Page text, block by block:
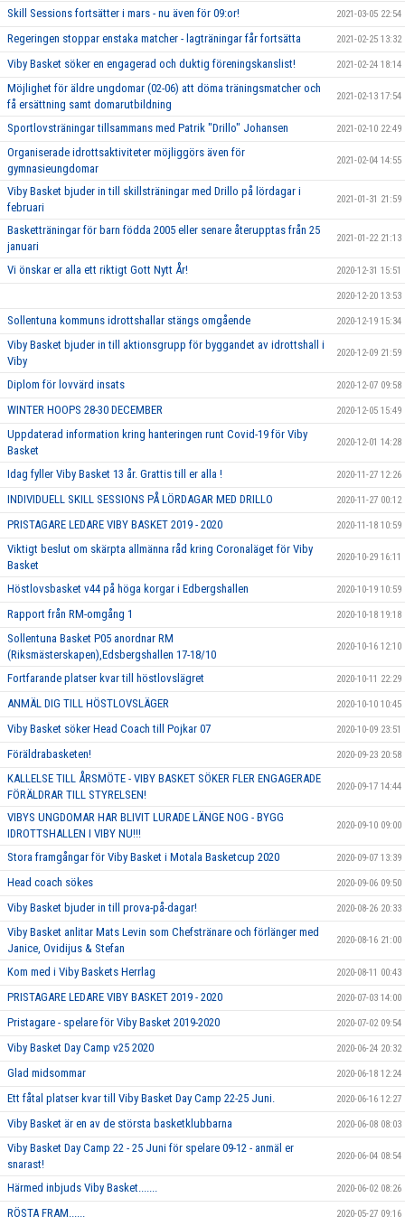
Skill Sessions fortsätter i mars - nu även för 09:or! 2021-03-05 22:54
Regeringen stoppar enstaka matcher - lagträningar får fortsätta 2021-02-25 13:32
Viby Basket söker en engagerad och duktig föreningskanslist! 2021-02-24 18:14
Möjlighet för äldre ungdomar (02-06) att döma träningsmatcher och
få ersättning samt domarutbildning
2021-02-13 17:54
Sportlovsträningar tillsammans med Patrik "Drillo" Johansen 2021-02-10 22:49
Organiserade idrottsaktiviteter möjliggörs även för
gymnasieungdomar
2021-02-04 14:55
Viby Basket bjuder in till skillsträningar med Drillo på lördagar i
februari
2021-01-31 21:59
Basketträningar för barn födda 2005 eller senare återupptas från 25
januari
2021-01-22 21:13
Vi önskar er alla ett riktigt Gott Nytt År! 2020-12-31 15:51
2020-12-20 13:53
Sollentuna kommuns idrottshallar stängs omgående 2020-12-19 15:34
Viby Basket bjuder in till aktionsgrupp för byggandet av idrottshall i
Viby
2020-12-09 21:59
Diplom för lovvärd insats 2020-12-07 09:58
WINTER HOOPS 28-30 DECEMBER 2020-12-05 15:49
Uppdaterad information kring hanteringen runt Covid-19 för Viby
Basket
2020-12-01 14:28
Idag fyller Viby Basket 13 år. Grattis till er alla ! 2020-11-27 12:26
INDIVIDUELL SKILL SESSIONS PÅ LÖRDAGAR MED DRILLO 2020-11-27 00:12
PRISTAGARE LEDARE VIBY BASKET 2019 - 2020 2020-11-18 10:59
Viktigt beslut om skärpta allmänna råd kring Coronaläget för Viby
Basket
2020-10-29 16:11
Höstlovsbasket v44 på höga korgar i Edbergshallen 2020-10-19 10:59
Rapport från RM-omgång 1 2020-10-18 19:18
Sollentuna Basket P05 anordnar RM
(Riksmästerskapen),Edsbergshallen 17-18/10
2020-10-16 12:10
Fortfarande platser kvar till höstlovslägret 2020-10-11 22:29
ANMÄL DIG TILL HÖSTLOVSLÄGER 2020-10-10 10:45
Viby Basket söker Head Coach till Pojkar 07 2020-10-09 23:51
Föräldrabasketen! 2020-09-23 20:58
KALLELSE TILL ÅRSMÖTE - VIBY BASKET SÖKER FLER ENGAGERADE
FÖRÄLDRAR TILL STYRELSEN!
2020-09-17 14:44
VIBYS UNGDOMAR HAR BLIVIT LURADE LÄNGE NOG - BYGG
IDROTTSHALLEN I VIBY NU!!!
2020-09-10 09:00
Stora framgångar för Viby Basket i Motala Basketcup 2020 2020-09-07 13:39
Head coach sökes 2020-09-06 09:50
Viby Basket bjuder in till prova-på-dagar! 2020-08-26 20:33
Viby Basket anlitar Mats Levin som Chefstränare och förlänger med
Janice, Ovidijus & Stefan
2020-08-16 21:00
Kom med i Viby Baskets Herrlag 2020-08-11 00:43
PRISTAGARE LEDARE VIBY BASKET 2019 - 2020 2020-07-03 14:00
Pristagare - spelare för Viby Basket 2019-2020 2020-07-02 09:54
Viby Basket Day Camp v25 2020 2020-06-24 20:32
Glad midsommar 2020-06-18 12:24
Ett fåtal platser kvar till Viby Basket Day Camp 22-25 Juni. 2020-06-16 12:27
Viby Basket är en av de största basketklubbarna 2020-06-08 08:03
Viby Basket Day Camp 22 - 25 Juni för spelare 09-12 - anmäl er
snarast!
2020-06-04 08:54
Härmed inbjuds Viby Basket....... 2020-06-02 08:26
RÖSTA FRAM...... 2020-05-27 09:16